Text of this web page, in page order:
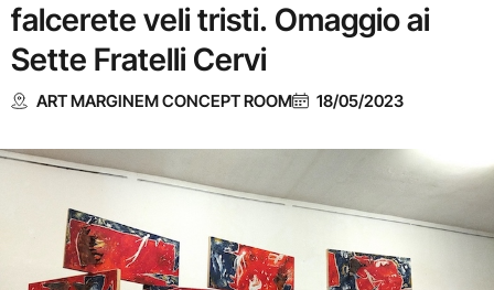
falcerete veli tristi. Omaggio ai
Sette Fratelli Cervi
ART MARGINEM CONCEPT ROOM 18/05/2023